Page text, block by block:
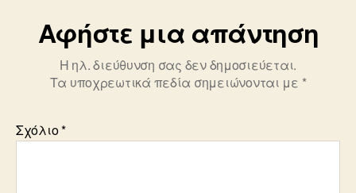
Αφήστε μια απάντηση
Η ηλ. διεύθυνση σας δεν δημοσιεύεται.
Τα υποχρεωτικά πεδία σημειώνονται με *
Σχόλιο*